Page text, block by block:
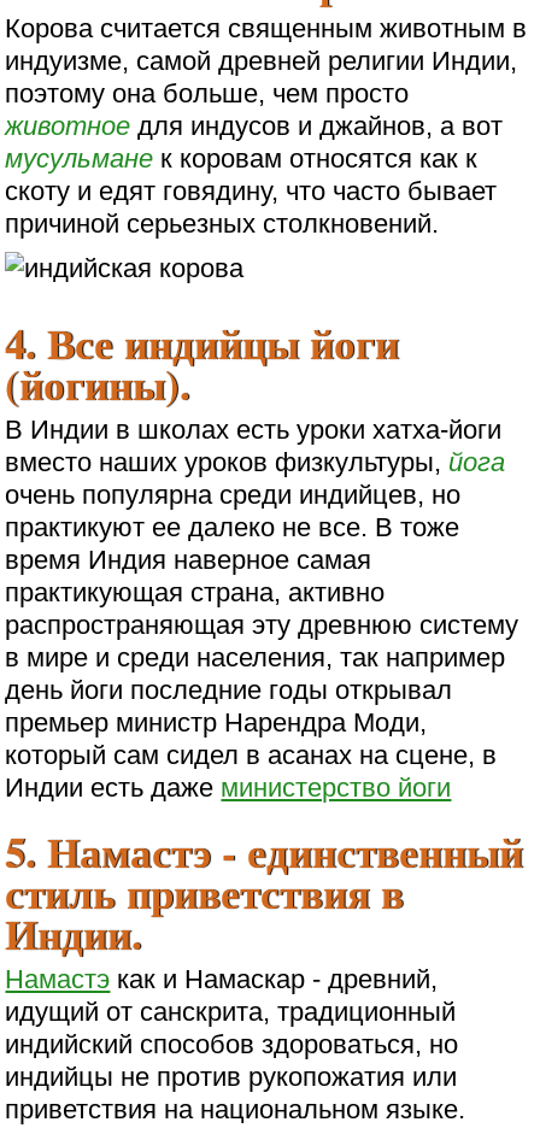
Корова считается священным животным в
индуизме, самой древней религии Индии,
поэтому она больше, чем просто
животное для индусов и джайнов, а вот
мусульмане к коровам относятся как к
скоту и едят говядину, что часто бывает
причиной серьезных столкновений.
4. Все индийцы йоги
(йогины).
В Индии в школах есть уроки хатха-йоги
вместо наших уроков физкультуры, йога
очень популярна среди индийцев, но
практикуют ее далеко не все. В тоже
время Индия наверное самая
практикующая страна, активно
распространяющая эту древнюю систему
в мире и среди населения, так например
день йоги последние годы открывал
премьер министр Нарендра Моди,
который сам сидел в асанах на сцене, в
Индии есть даже министерство йоги
5. Намастэ - единственный
стиль приветствия в
Индии.
Намастэ как и Намаскар - древний,
идущий от санскрита, традиционный
индийский способов здороваться, но
индийцы не против рукопожатия или
приветствия на национальном языке.